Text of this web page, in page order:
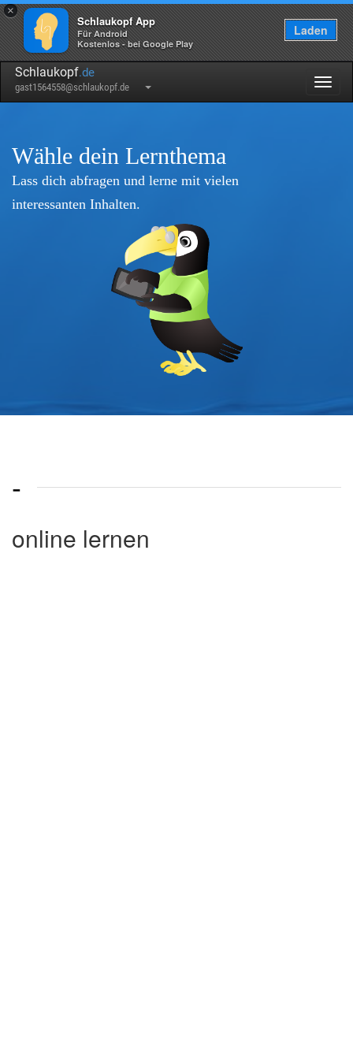
×
Schlaukopf App
Für Android
Kostenlos - bei Google Play
Laden
Schlaukopf.de
gast1564558@schlaukopf.de
Wähle dein Lernthema
Lass dich abfragen und lerne mit vielen
interessanten Inhalten.
-
online lernen